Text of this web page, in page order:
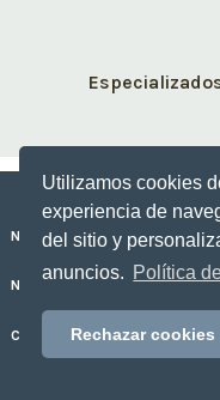
Utilizamos cookies
experiencia de
del sitio y
anuncios. Política
Rechazar cookies
Nuestros dulces
No Sólo Dulce
Contacto